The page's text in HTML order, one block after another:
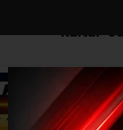
Kültür-